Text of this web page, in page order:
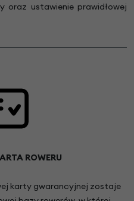
oraz ustawienie prawidłowej
ROWERU
karty gwarancyjnej zostaje